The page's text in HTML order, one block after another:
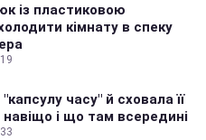
із пластиковою
кімнату в спеку
часу" й сховала її
і що там всередині